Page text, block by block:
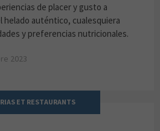
de placer y gusto a
helado auténtico, cualesquiera
y preferencias nutricionales.
2023
ET RESTAURANTS